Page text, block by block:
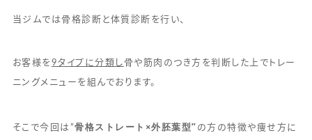
当ジムでは骨格診断と体質診断を行い、
お客様を9タイプに分類し 骨や筋肉のつき方を判断した上でトレー
ニングメニューを組んでおります。
そこで今回は”骨格ストレート×外胚葉型” の方の特徴や痩せ方に